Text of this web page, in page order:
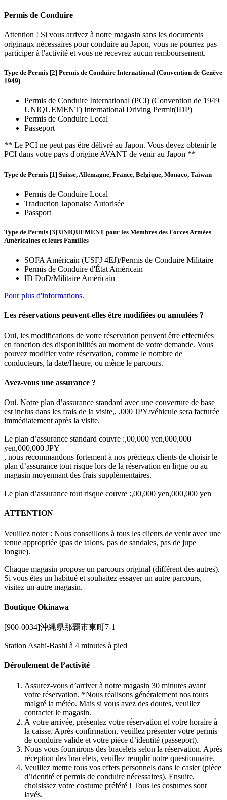
Permis de Conduire
Attention ! Si vous arrivez à notre magasin sans les documents
originaux nécessaires pour conduire au Japon, vous ne pourrez pas
participer à l'activité et vous ne recevrez aucun remboursement.
Type de Permis [2] Permis de Conduire International (Convention de Genève
1949)
Permis de Conduire International (PCI) (Convention de 1949
UNIQUEMENT) International Driving Permit(IDP)
Permis de Conduire Local
Passeport
** Le PCI ne peut pas être délivré au Japon. Vous devez obtenir le
PCI dans votre pays d'origine AVANT de venir au Japon **
Type de Permis [1] Suisse, Allemagne, France, Belgique, Monaco, Taïwan
Permis de Conduire Local
Traduction Japonaise Autorisée
Passport
Type de Permis [3] UNIQUEMENT pour les Membres des Forces Armées
Américaines et leurs Familles
SOFA Américain (USFJ 4EJ)/Permis de Conduire Militaire
Permis de Conduire d'État Américain
ID DoD/Militaire Américain
Pour plus d'informations.
Les réservations peuvent-elles être modifiées ou annulées ?
Oui, les modifications de votre réservation peuvent être effectuées
en fonction des disponibilités au moment de votre demande. Vous
pouvez modifier votre réservation, comme le nombre de
conducteurs, la date/l'heure, ou même le parcours.
Avez-vous une assurance ?
Oui. Notre plan d’assurance standard avec une couverture de base
est inclus dans les frais de la visite,, ,000 JPY/véhicule sera facturée
immédiatement après la visite.
Le plan d’assurance standard couvre :,00,000 yen,000,000
yen,000,000 JPY
, nous recommandons fortement à nos précieux clients de choisir le
plan d’assurance tout risque lors de la réservation en ligne ou au
magasin moyennant des frais supplémentaires.
Le plan d’assurance tout risque couvre :,00,000 yen,000,000 yen
ATTENTION
Veuillez noter : Nous conseillons à tous les clients de venir avec une
tenue appropriée (pas de talons, pas de sandales, pas de jupe
longue).
Chaque magasin propose un parcours original (différent des autres).
Si vous êtes un habitué et souhaitez essayer un autre parcours,
visitez un autre magasin.
Boutique Okinawa
[900-0034]沖縄県那覇市東町7-1
Station Asahi-Bashi à 4 minutes à pied
Déroulement de l’activité
Assurez-vous d’arriver à notre magasin 30 minutes avant
votre réservation. *Nous réalisons généralement nos tours
malgré la météo. Mais si vous avez des doutes, veuillez
contacter le magasin.
À votre arrivée, présentez votre réservation et votre horaire à
la caisse. Après confirmation, veuillez présenter votre permis
de conduire valide et votre pièce d’identité (passeport).
Nous vous fournirons des bracelets selon la réservation. Après
réception des bracelets, veuillez remplir notre questionnaire.
Veuillez mettre tous vos effets personnels dans le casier (pièce
d’identité et permis de conduire nécessaires). Ensuite,
choisissez votre costume préféré ! Tous les costumes sont
lavés.